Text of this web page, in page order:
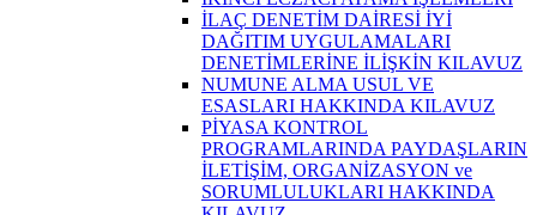
İLAÇ DENETİM DAİRESİ İYİ
DAĞITIM UYGULAMALARI
DENETİMLERİNE İLİŞKİN KILAVUZ
NUMUNE ALMA USUL VE
ESASLARI HAKKINDA KILAVUZ
PİYASA KONTROL
PROGRAMLARINDA PAYDAŞLARIN
İLETİŞİM, ORGANİZASYON ve
SORUMLULUKLARI HAKKINDA